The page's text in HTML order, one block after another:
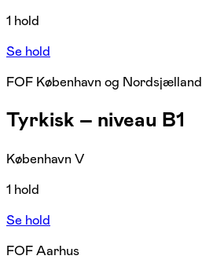
1 hold
Se hold
FOF København og Nordsjælland
Tyrkisk – niveau B1
København V
1 hold
Se hold
FOF Aarhus